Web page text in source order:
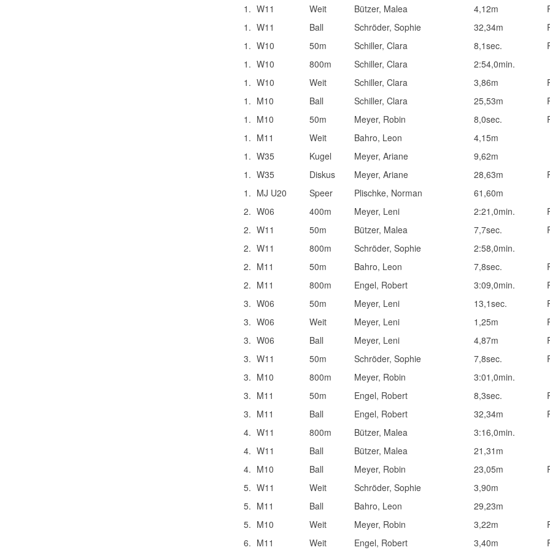
1. W11 Weit Bützer, Malea 4,12m
1. W11 Ball Schröder, Sophie 32,34m
1. W10 50m Schiller, Clara 8,1sec.
1. W10 800m Schiller, Clara
2:54,0min.
1. W10 Weit Schiller, Clara 3,86m
1. M10 Ball Schiller, Clara 25,53m
1. M10 50m Meyer, Robin 8,0sec.
1. M11 Weit Bahro, Leon
4,15m
1. W35 Kugel Meyer, Ariane
9,62m
1. W35 Diskus Meyer, Ariane 28,63m
1. MJ U20 Speer Plischke, Norman
61,60m
2. W06 400m Meyer, Leni 2:21,0min.
2. W11 50m Bützer, Malea 7,7sec.
2. W11 800m Schröder, Sophie
2:58,0min.
2. M11 50m Bahro, Leon 7,8sec.
2. M11 800m Engel, Robert 3:09,0min.
3. W06 50m Meyer, Leni 13,1sec.
3. W06 Weit Meyer, Leni 1,25m
3. W06 Ball Meyer, Leni 4,87m
3. W11 50m Schröder, Sophie 7,8sec.
3. M10 800m Meyer, Robin
3:01,0min.
3. M11 50m Engel, Robert 8,3sec.
3. M11 Ball Engel, Robert 32,34m
4. W11 800m Bützer, Malea
3:16,0min.
4. W11 Ball Bützer, Malea
21,31m
4. M10 Ball Meyer, Robin 23,05m
5. W11 Weit Schröder, Sophie
3,90m
5. M11 Ball Bahro, Leon
29,23m
5. M10 Weit Meyer, Robin 3,22m
6. M11 Weit Engel, Robert 3,40m